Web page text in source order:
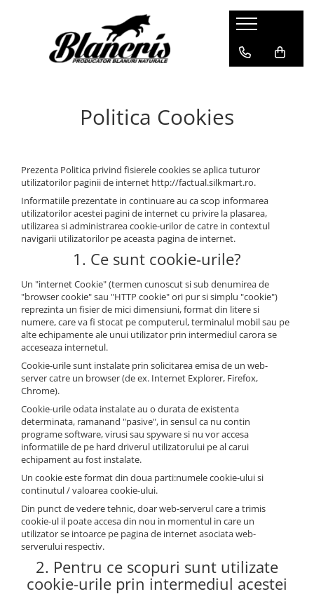
Shop - Blănuri
Jachete de vulpe polara
Jachete de vizon MRR
Haine de nurcă
Pelerine
Pelerine Rex
Pelerine de vizon
Haine damă de zibelină
Blănuri Mongolină
Shearling
Haine de Lynx
Haine blană - diverse
Veste
Accesorii
Căciuli
Etole de blană
Politica Cookies
Prezenta Politica privind fisierele cookies se aplica tuturor
utilizatorilor paginii de internet http://factual.silkmart.ro.
Informatiile prezentate in continuare au ca scop informarea
utilizatorilor acestei pagini de internet cu privire la plasarea,
utilizarea si administrarea cookie-urilor de catre in contextul
navigarii utilizatorilor pe aceasta pagina de internet.
1. Ce sunt cookie-urile?
Un "internet Cookie" (termen cunoscut si sub denumirea de
"browser cookie" sau "HTTP cookie" ori pur si simplu "cookie")
reprezinta un fisier de mici dimensiuni, format din litere si
numere, care va fi stocat pe computerul, terminalul mobil sau pe
alte echipamente ale unui utilizator prin intermediul carora se
acceseaza internetul.
Cookie-urile sunt instalate prin solicitarea emisa de un web-
server catre un browser (de ex. Internet Explorer, Firefox,
Chrome).
Cookie-urile odata instalate au o durata de existenta
determinata, ramanand "pasive", in sensul ca nu contin
programe software, virusi sau spyware si nu vor accesa
informatiile de pe hard driverul utilizatorului pe al carui
echipament au fost instalate.
Un cookie este format din doua parti:numele cookie-ului si
continutul / valoarea cookie-ului.
Din punct de vedere tehnic, doar web-serverul care a trimis
cookie-ul il poate accesa din nou in momentul in care un
utilizator se intoarce pe pagina de internet asociata web-
serverului respectiv.
2. Pentru ce scopuri sunt utilizate
cookie-urile prin intermediul acestei